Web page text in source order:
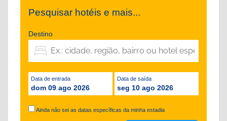
Pesquisar hotéis e mais...
Destino
Data de entrada
dom 09 ago 2026
Data de saída
seg 10 ago 2026
Ainda não sei as datas específicas da minha estadia